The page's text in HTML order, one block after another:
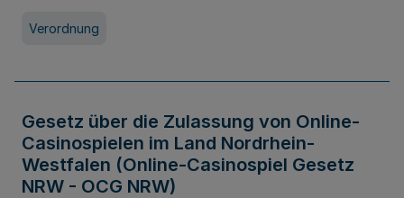
Verordnung
Gesetz über die Zulassung von Online-
Casinospielen im Land Nordrhein-
Westfalen (Online-Casinospiel Gesetz
NRW - OCG NRW)